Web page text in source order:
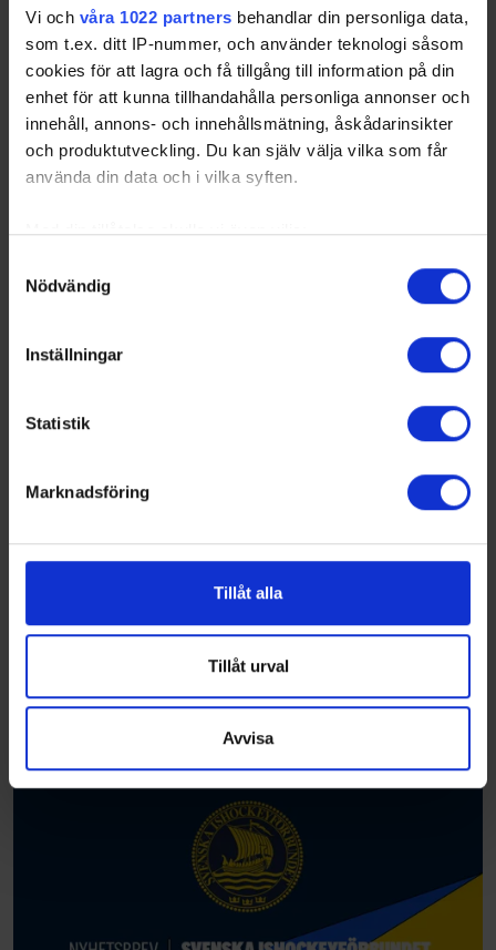
Vi och våra 1022 partners behandlar din personliga data,
som t.ex. ditt IP-nummer, och använder teknologi såsom
cookies för att lagra och få tillgång till information på din
enhet för att kunna tillhandahålla personliga annonser och
innehåll, annons- och innehållsmätning, åskådarinsikter
och produktutveckling. Du kan själv välja vilka som får
använda din data och i vilka syften.
Med din tillåtelse skulle vi även vilja:
som kan ha en noggrannhet på upp till flera meter
Ta reda på mer om hur dina personliga uppgifter
Du kan ändra eller dra tillbaka ditt samtycke när som
Vi använder enhetsidentifierare för att anpassa innehållet
för sociala medier och analysera vår trafik. Vi
vidarebefordrar även sådana identifierare och annan
annons- och analysföretag som vi samarbetar med.
Dessa kan i sin tur kombinera informationen med annan
samlat in när du har använt deras tjänster.
Nödvändig
Inställningar
Statistik
Marknadsföring
Tillåt alla
Tillåt urval
Avvisa